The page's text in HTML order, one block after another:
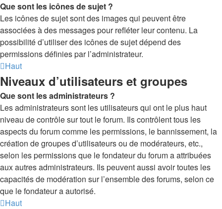
Que sont les icônes de sujet ?
Les icônes de sujet sont des images qui peuvent être
associées à des messages pour refléter leur contenu. La
possibilité d’utiliser des icônes de sujet dépend des
permissions définies par l’administrateur.
Haut
Niveaux d’utilisateurs et groupes
Que sont les administrateurs ?
Les administrateurs sont les utilisateurs qui ont le plus haut
niveau de contrôle sur tout le forum. Ils contrôlent tous les
aspects du forum comme les permissions, le bannissement, la
création de groupes d’utilisateurs ou de modérateurs, etc.,
selon les permissions que le fondateur du forum a attribuées
aux autres administrateurs. Ils peuvent aussi avoir toutes les
capacités de modération sur l’ensemble des forums, selon ce
que le fondateur a autorisé.
Haut